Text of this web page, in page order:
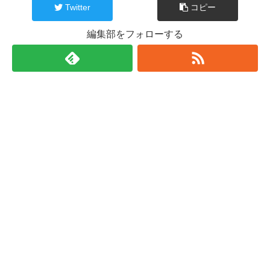
Twitter コピー
編集部をフォローする